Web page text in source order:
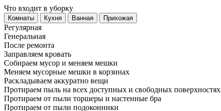
Что входит в уборку
Регу­лярная
Гене­ральная
После ремонта
Заправляем кровать
Собираем мусор и меняем мешки
Меняем мусорные мешки в корзинах
Раскладываем аккуратно вещи
Протираем пыль на всех доступных и свободных поверхностях
Протираем от пыли торшеры и настенные бра
Протираем от пыли подоконники